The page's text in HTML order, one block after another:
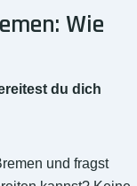
Wie
du dich
und fragst